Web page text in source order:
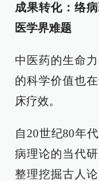
成果转化：络
医学界难题
中医药的生命
的科学价值也
床疗效。
自20世纪80年
病理论的当代
整理挖掘古人